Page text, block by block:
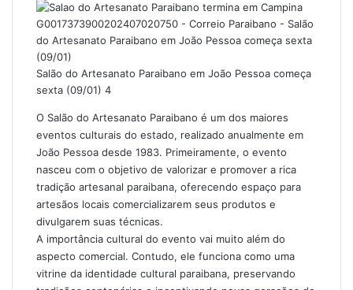
Salão do Artesanato Paraibano em João Pessoa começa
sexta (09/01) 4
O Salão do Artesanato Paraibano é um dos maiores
eventos culturais do estado, realizado anualmente em
João Pessoa desde 1983. Primeiramente, o evento
nasceu com o objetivo de valorizar e promover a rica
tradição artesanal paraibana, oferecendo espaço para
artesãos locais comercializarem seus produtos e
divulgarem suas técnicas.
A importância cultural do evento vai muito além do
aspecto comercial. Contudo, ele funciona como uma
vitrine da identidade cultural paraibana, preservando